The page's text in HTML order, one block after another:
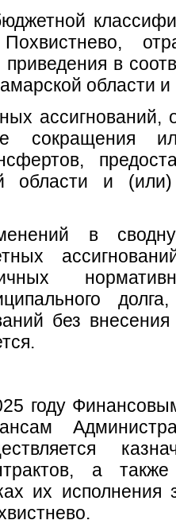
Похвистнево,
в
области
сокращения
области и
в
без
году
а также
их исполнения